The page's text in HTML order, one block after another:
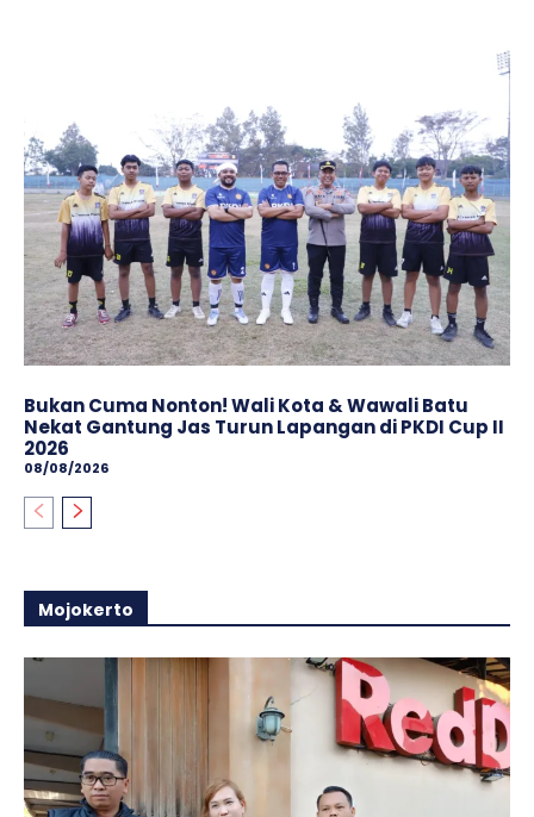
Bukan Cuma Nonton! Wali Kota & Wawali Batu
Nekat Gantung Jas Turun Lapangan di PKDI Cup II
2026
08/08/2026
Mojokerto